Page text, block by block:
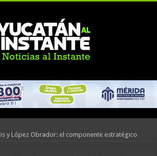
y López Obrador: el componente estratégico